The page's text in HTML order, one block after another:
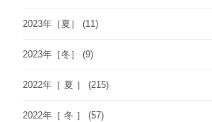
2023年［夏］ (11)
2023年［冬］ (9)
2022年［ 夏 ］ (215)
2022年［ 冬 ］ (57)